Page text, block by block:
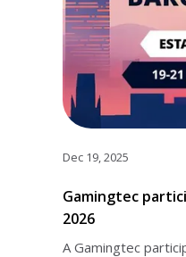
Dec 19, 2025
Gamingtec
2026
A Gamingtec